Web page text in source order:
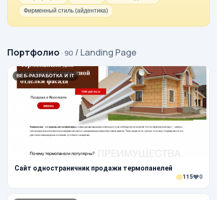
Фирменный стиль (айдентика)
Портфолио · 90 / Landing Page
ВЕБ-РАЗРАБОТКА И IT
Сайт одностраничник продажи термопанелей
115 0